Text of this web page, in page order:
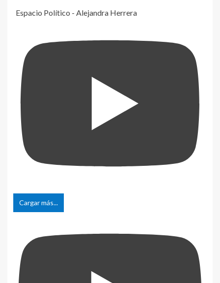
Espacio Político - Alejandra Herrera
Cargar más...